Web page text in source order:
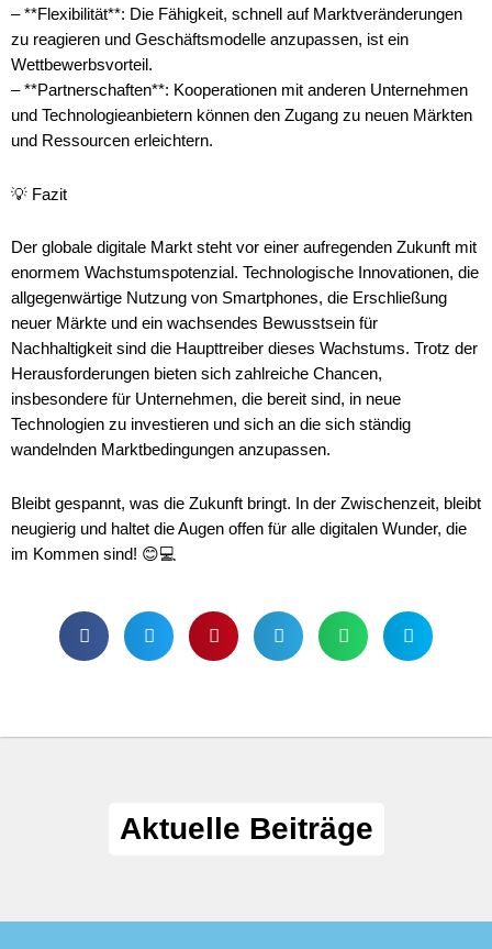
– **Flexibilität**: Die Fähigkeit, schnell auf Marktveränderungen
zu reagieren und Geschäftsmodelle anzupassen, ist ein
Wettbewerbsvorteil.
– **Partnerschaften**: Kooperationen mit anderen Unternehmen
und Technologieanbietern können den Zugang zu neuen Märkten
und Ressourcen erleichtern.
💡 Fazit
Der globale digitale Markt steht vor einer aufregenden Zukunft mit
enormem Wachstumspotenzial. Technologische Innovationen, die
allgegenwärtige Nutzung von Smartphones, die Erschließung
neuer Märkte und ein wachsendes Bewusstsein für
Nachhaltigkeit sind die Haupttreiber dieses Wachstums. Trotz der
Herausforderungen bieten sich zahlreiche Chancen,
insbesondere für Unternehmen, die bereit sind, in neue
Technologien zu investieren und sich an die sich ständig
wandelnden Marktbedingungen anzupassen.
Bleibt gespannt, was die Zukunft bringt. In der Zwischenzeit, bleibt
neugierig und haltet die Augen offen für alle digitalen Wunder, die
im Kommen sind! 😊💻
Aktuelle Beiträge